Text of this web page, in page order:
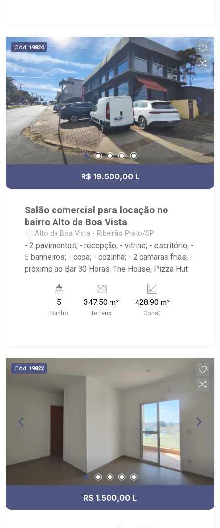
Cód. 19824
R$ 19.500,00 L
Salão comercial para locação no
bairro Alto da Boa Vista
Alto da Boa Vista - Ribeirão Preto/SP
- 2 pavimentos; - recepção; - vitrine; - escritório; -
5 banheiros; - copa; - cozinha; - 2 camaras frias; -
próximo ao Bar 30 Horas, The House, Pizza Hut
5
Banho
347.50 m²
Terreno
428.90 m²
Const.
Cód. 19822
R$ 1.500,00 L